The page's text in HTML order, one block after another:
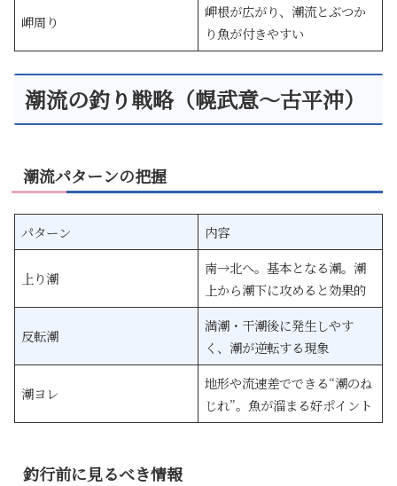
岬周り
岬根が広がり、潮流とぶつか
り魚が付きやすい
潮流の釣り戦略（幌武意〜古平沖）
潮流パターンの把握
パターン 内容
上り潮
南→北へ。基本となる潮。潮
上から潮下に攻めると効果的
反転潮
満潮・干潮後に発生しやす
く、潮が逆転する現象
潮ヨレ
地形や流速差でできる“潮のね
じれ”。魚が溜まる好ポイント
釣行前に見るべき情報